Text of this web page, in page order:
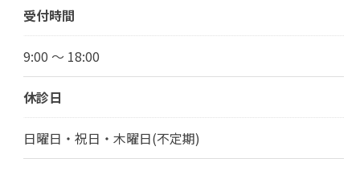
受付時間
9:00 ～ 18:00
休診日
日曜日・祝日・木曜日(不定期)